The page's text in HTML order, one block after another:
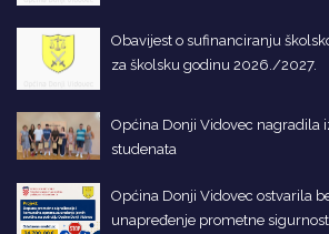
Obavijest o sufinanciranju
za školsku godinu 2026./2027.
Općina Donji Vidovec nagradila
studenata
Općina Donji Vidovec ostvarila
unapređenje prometne